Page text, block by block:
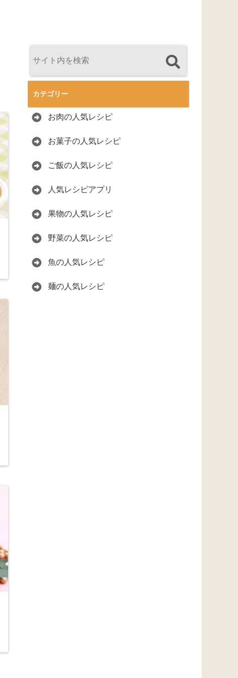
カテゴリー
お肉の人気レシピ
お菓子の人気レシピ
ご飯の人気レシピ
人気レシピアプリ
果物の人気レシピ
野菜の人気レシピ
魚の人気レシピ
麺の人気レシピ